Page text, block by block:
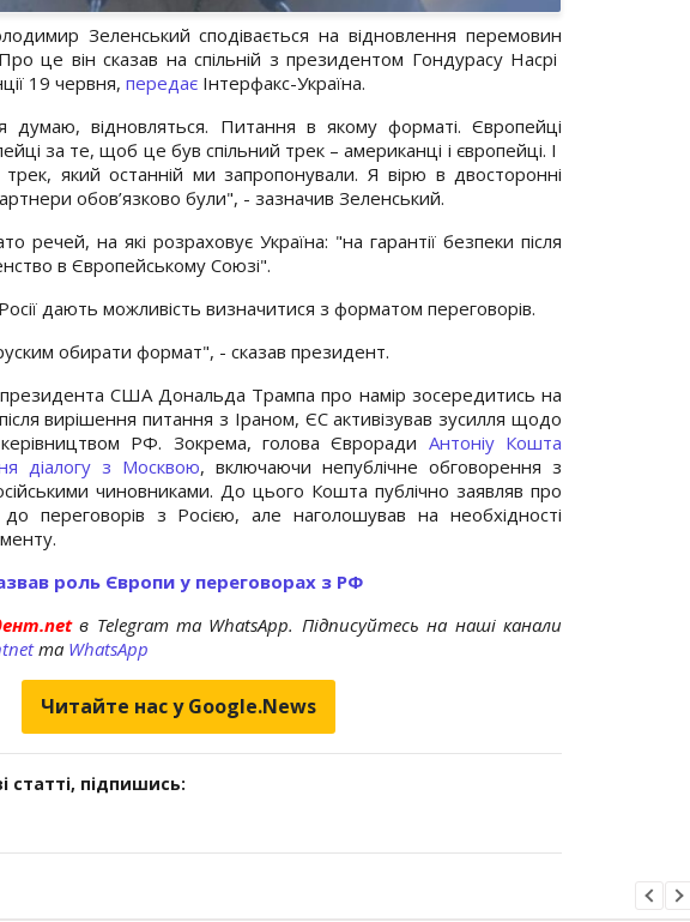
Зеленський сподівається на відновлення перемовин
це він сказав на спільній з президентом Гондурасу Насрі
19 червня, передає Інтерфакс-Україна.
думаю, відновляться. Питання в якому форматі. Європейці
за те, щоб це був спільний трек – американці і європейці. І
який останній ми запропонували. Я вірю в двосторонні
обов’язково були", - зазначив Зеленський.
речей, на які розраховує Україна: "на гарантії безпеки після
в Європейському Союзі".
дають можливість визначитися з форматом переговорів.
обирати формат", - сказав президент.
президента США Дональда Трампа про намір зосередитись на
після вирішення питання з Іраном, ЄС активізував зусилля щодо
керівництвом РФ. Зокрема, голова Євроради Антоніу Кошта
діалогу з Москвою, включаючи непублічне обговорення з
чиновниками. До цього Кошта публічно заявляв про
до переговорів з Росією, але наголошував на необхідності
роль Європи у переговорах з РФ
в Telegram та WhatsApp. Підписуйтесь на наші канали
та WhatsApp
Читайте нас у Google.News
статті, підпишись: